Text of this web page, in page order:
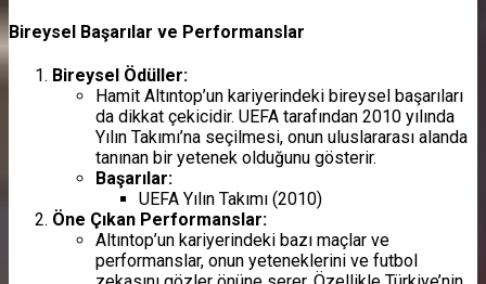
Bireysel Başarılar ve Performanslar
Bireysel Ödüller:
Hamit Altıntop’un kariyerindeki bireysel başarıları
da dikkat çekicidir. UEFA tarafından 2010 yılında
Yılın Takımı’na seçilmesi, onun uluslararası alanda
tanınan bir yetenek olduğunu gösterir.
Başarılar:
UEFA Yılın Takımı (2010)
Öne Çıkan Performanslar:
Altıntop’un kariyerindeki bazı maçlar ve
performanslar, onun yeteneklerini ve futbol